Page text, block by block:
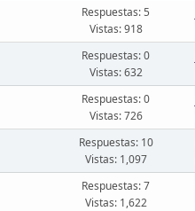
Respuestas: 5
Vistas: 918
Respuestas: 0
Vistas: 632
Respuestas: 0
Vistas: 726
Respuestas: 10
Vistas: 1,097
Respuestas: 7
Vistas: 1,622